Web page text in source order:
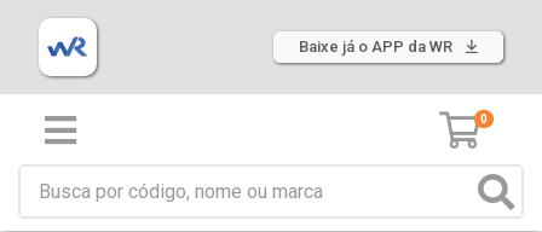
Baixe já o APP da WR
0